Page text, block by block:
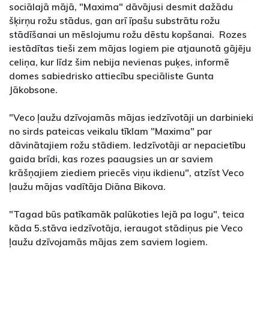
sociālajā mājā, "Maxima" dāvājusi desmit dažādu
šķirņu rožu stādus, gan arī īpašu substrātu rožu
stādīšanai un mēslojumu rožu dēstu kopšanai. Rozes
iestādītas tieši zem mājas logiem pie atjaunotā gājēju
celiņa, kur līdz šim nebija nevienas puķes, informē
domes sabiedrisko attiecību speciāliste Gunta
Jākobsone.
"Veco ļaužu dzīvojamās mājas iedzīvotāji un darbinieki
no sirds pateicas veikalu tīklam "Maxima" par
dāvinātajiem rožu stādiem. Iedzīvotāji ar nepacietību
gaida brīdi, kas rozes paaugsies un ar saviem
krāšņajiem ziediem priecēs viņu ikdienu", atzīst Veco
ļaužu mājas vadītāja Diāna Bikova.
"Tagad būs patīkamāk palūkoties lejā pa logu", teica
kāda 5.stāva iedzīvotāja, ieraugot stādiņus pie Veco
ļaužu dzīvojamās mājas zem saviem logiem.